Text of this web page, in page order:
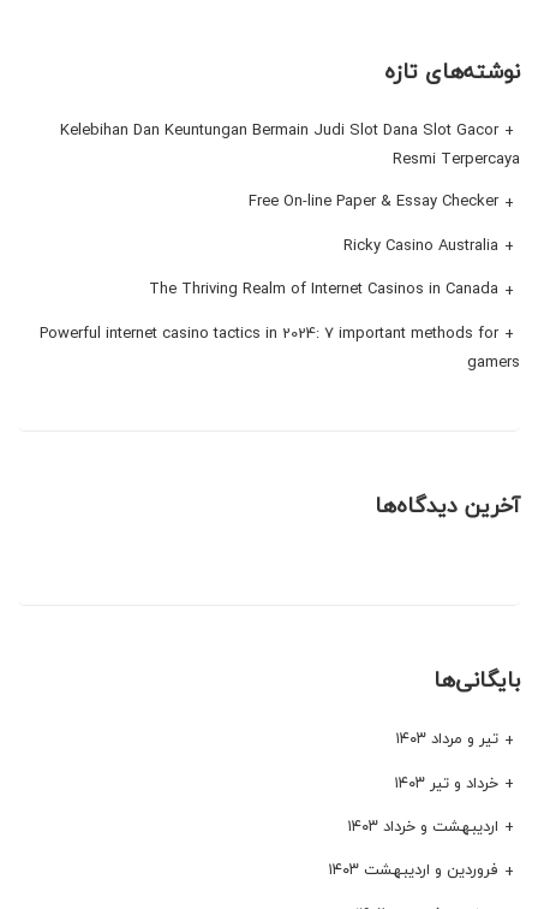
نوشته‌های تازه
Kelebihan Dan Keuntungan Bermain Judi Slot Dana Slot Gacor
Resmi Terpercaya
Free On-line Paper & Essay Checker
Ricky Casino Australia
The Thriving Realm of Internet Casinos in Canada
Powerful internet casino tactics in 2024: 7 important methods for
gamers
آخرین دیدگاه‌ها
بایگانی‌ها
تیر و مرداد ۱۴۰۳
خرداد و تیر ۱۴۰۳
اردیبهشت و خرداد ۱۴۰۳
فروردین و اردیبهشت ۱۴۰۳